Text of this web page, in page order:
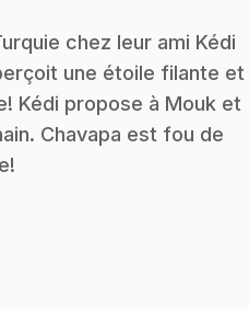
chez leur ami Kédi
une étoile filante et
Kédi propose à Mouk et
Chavapa est fou de